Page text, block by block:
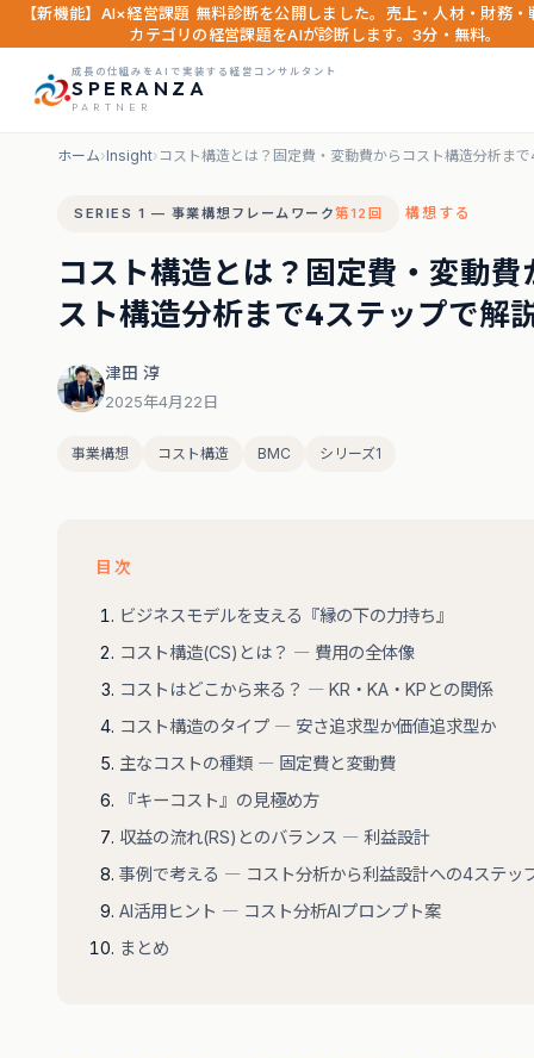
【新機能】AI×経営課題 無料診断を公開しました。売上・人材・財務・
カテゴリの経営課題をAIが診断します。3分・無料。
成長の仕組みをAIで実装する経営コンサルタント
SPERANZA
PARTNER
ホーム›Insight› コスト構造とは？固定費・変動費からコスト構造分析ま
SERIES 1 — 事業構想フレームワーク第12回 構想する
コスト構造とは？固定費・変動費
スト構造分析まで4ステップで解
津田 淳
2025年4月22日
事業構想 コスト構造 BMC シリーズ1
目次
ビジネスモデルを支える『縁の下の力持ち』
コスト構造(CS)とは？ ― 費用の全体像
コストはどこから来る？ ― KR・KA・KPとの関係
コスト構造のタイプ ― 安さ追求型か価値追求型か
主なコストの種類 ― 固定費と変動費
『キーコスト』の見極め方
収益の流れ(RS)とのバランス ― 利益設計
事例で考える ― コスト分析から利益設計への4ステッ
AI活用ヒント ― コスト分析AIプロンプト案
まとめ